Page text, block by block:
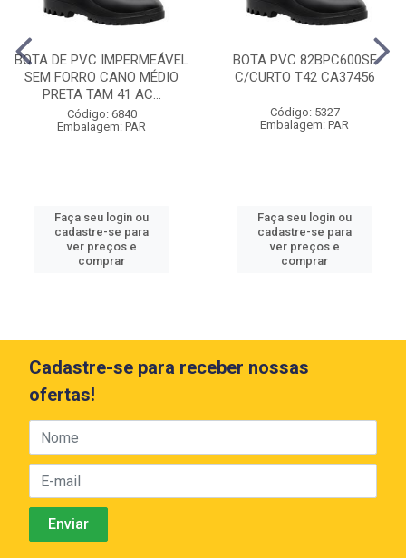
BOTA DE PVC IMPERMEÁVEL
SEM FORRO CANO MÉDIO
PRETA TAM 41 AC...
Código: 6840
Embalagem: PAR
Faça seu login ou
cadastre-se para
ver preços e
comprar
BOTA PVC 82BPC600SF
C/CURTO T42 CA37456
Código: 5327
Embalagem: PAR
Faça seu login ou
cadastre-se para
ver preços e
comprar
Cadastre-se para receber nossas
ofertas!